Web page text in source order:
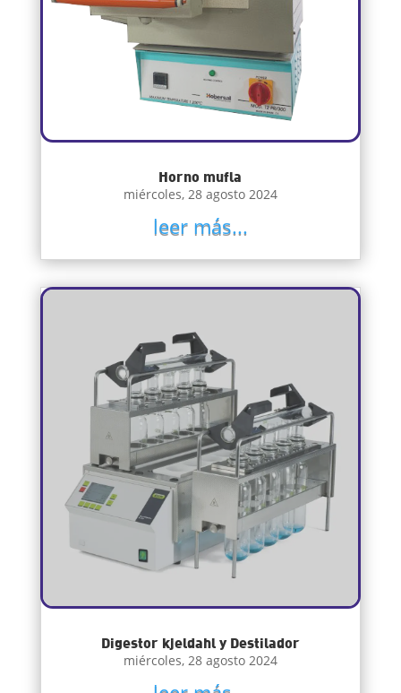
Horno mufla
miércoles, 28 agosto 2024
leer más...
Digestor kjeldahl y Destilador
miércoles, 28 agosto 2024